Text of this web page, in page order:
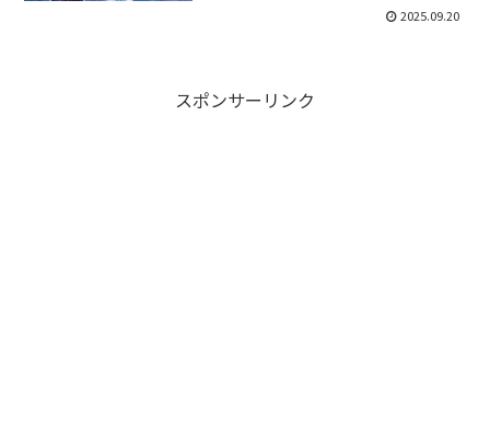
2025.09.20
スポンサーリンク